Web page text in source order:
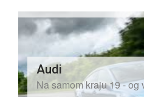
Audi
Na samom kraju 19 - og veka...